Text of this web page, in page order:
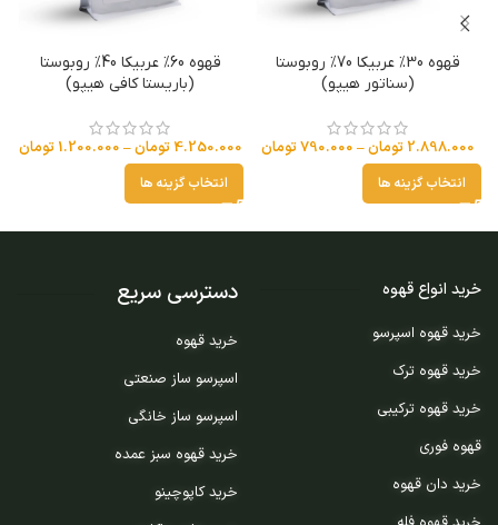
قهوه 30% عربیکا 70% روبوستا
(سناتور هیپو)
2.898.000 تومان–
790.000تومان
انتخاب گزینه ها
قهوه 60% عربیکا 40% روبوستا
(باریستا کافی هیپو)
4.250.000 تومان–
1.200.000 تومان
انتخاب گزینه ها
خرید انواع قهوه
خرید قهوه اسپرسو
خرید قهوه ترک
خرید قهوه ترکیبی
قهوه فوری
خرید دان قهوه
دسترسی سریع
خرید قهوه
اسپرسو ساز صنعتی
اسپرسو ساز خانگی
خرید قهوه سبز عمده
خرید کاپوچینو